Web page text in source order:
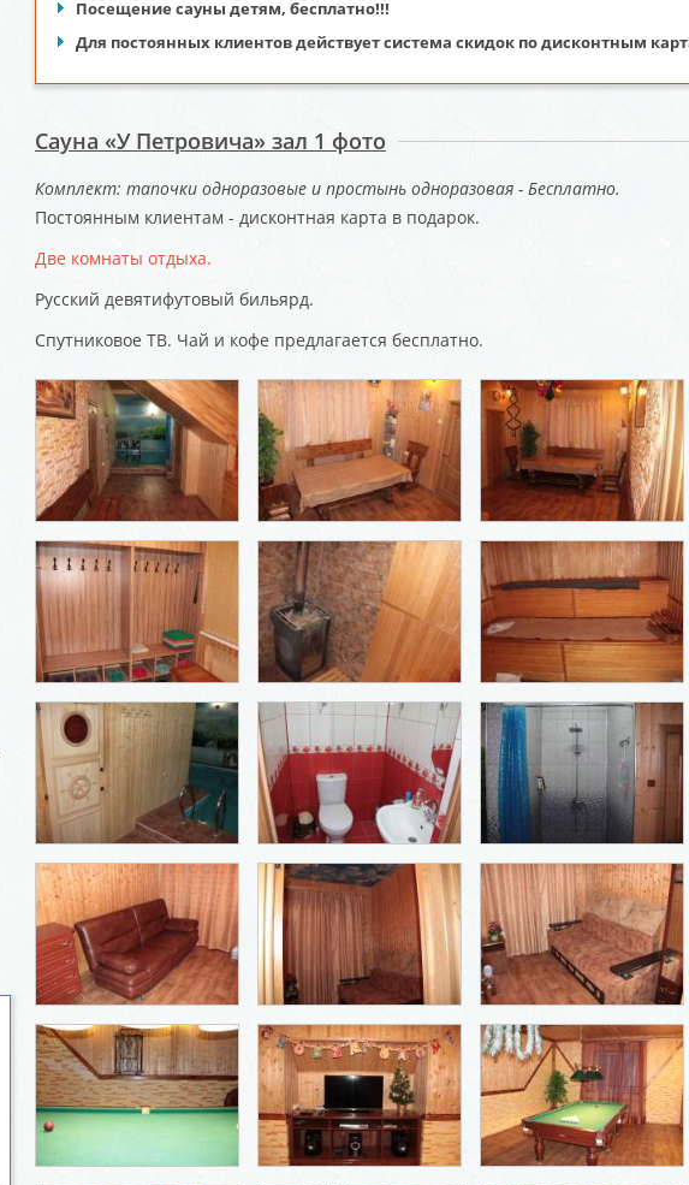
Посещение сауны детям, бесплатно!!!
Для постоянных клиентов действует система скидок по дисконтным
Сауна «У Петровича» зал 1 фото
Комплект: тапочки одноразовые и простынь одноразовая - Бесплатно.
Постоянным клиентам - дисконтная карта в подарок.
Две комнаты отдыха.
Русский девятифутовый бильярд.
Спутниковое ТВ. Чай и кофе предлагается бесплатно.